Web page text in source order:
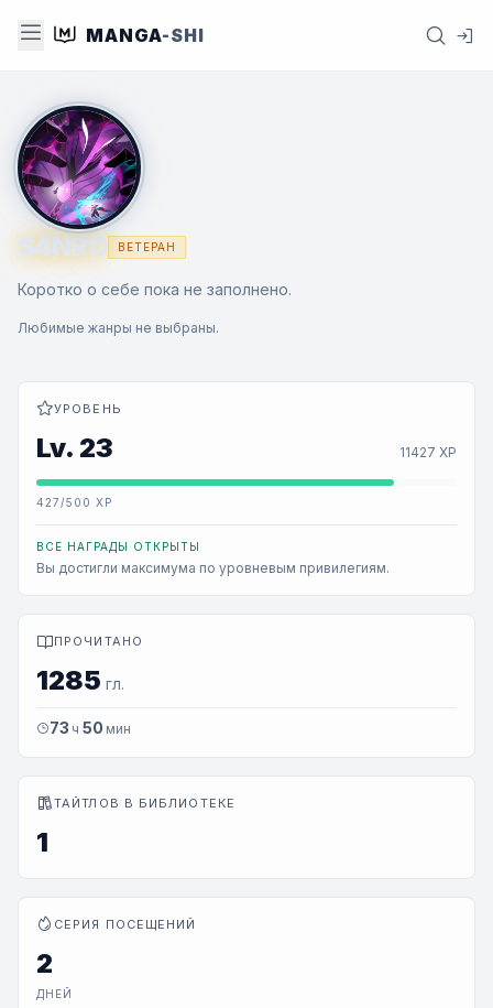
MANGA-SHI
S4NRO ВЕТЕРАН
Коротко о себе пока не заполнено.
Любимые жанры не выбраны.
УРОВЕНЬ
Lv. 23 11427 XP
427/500 XP
ВСЕ НАГРАДЫ ОТКРЫТЫ
Вы достигли максимума по уровневым привилегиям.
ПРОЧИТАНО
1285 гл.
73 ч 50 мин
ТАЙТЛОВ В БИБЛИОТЕКЕ
1
СЕРИЯ ПОСЕЩЕНИЙ
2
ДНЕЙ